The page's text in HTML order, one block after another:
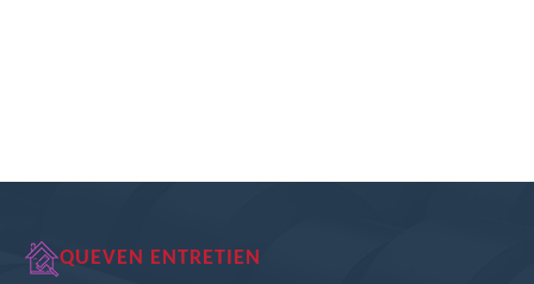
QUEVEN ENTRETIEN